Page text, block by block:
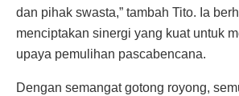
dan pihak swasta,” tambah Tito. Ia
menciptakan sinergi yang kuat untuk
upaya pemulihan pascabencana.
Dengan semangat gotong royong,